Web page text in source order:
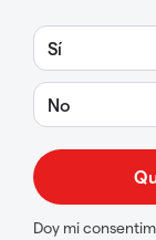
Sí
No
Doy mi